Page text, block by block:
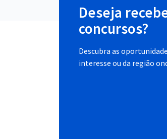
Deseja
concursos?
Descubra as
interesse ou da região